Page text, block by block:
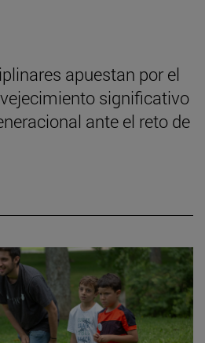
apuestan por el
significativo
ante el reto de